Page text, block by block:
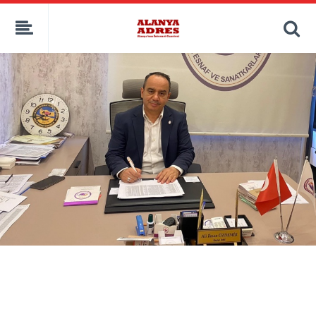
kaçak bahis
deneme bonusu
canlı bahis siteleri
deneme bonusu veren siteler
bahis siteleri
porno izle